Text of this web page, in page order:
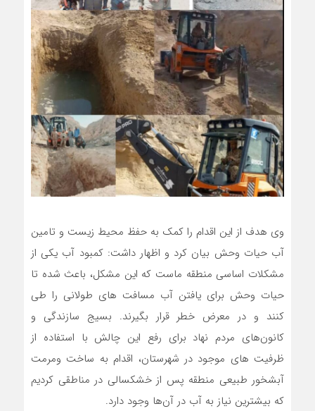
وی هدف از این اقدام را کمک به حفظ محیط زیست و تامین
آب حیات وحش بیان کرد و اظهار داشت: کمبود آب یکی از
مشکلات اساسی منطقه ماست که این مشکل، باعث شده تا
حیات وحش برای یافتن آب مسافت های طولانی را طی
کنند و در معرض خطر قرار بگیرند. بسیج سازندگی و
کانون‌های مردم نهاد برای رفع این چالش با استفاده از
ظرفیت های موجود در شهرستان، اقدام به ساخت ومرمت
آبشخور طبیعی منطقه پس از خشکسالی در مناطقی کردیم
که بیشترین نیاز به آب در آن‌ها وجود دارد.